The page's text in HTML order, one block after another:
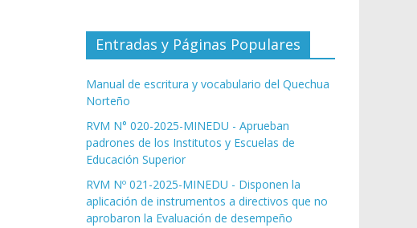
Entradas y Páginas Populares
Manual de escritura y vocabulario del Quechua
Norteño
RVM N° 020-2025-MINEDU - Aprueban
padrones de los Institutos y Escuelas de
Educación Superior
RVM Nº 021-2025-MINEDU - Disponen la
aplicación de instrumentos a directivos que no
aprobaron la Evaluación de desempeño